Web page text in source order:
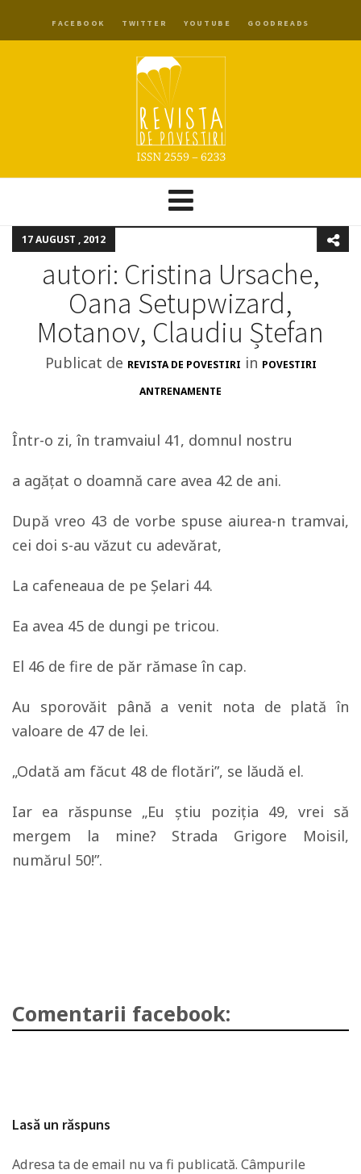
FACEBOOK TWITTER YOUTUBE GOODREADS
17 AUGUST , 2012
autori: Cristina Ursache,
Oana Setupwizard,
Motanov, Claudiu Ștefan
Publicat de REVISTA DE POVESTIRI in POVESTIRI
ANTRENAMENTE
Într-o zi, în tramvaiul 41, domnul nostru
a agăţat o doamnă care avea 42 de ani.
După vreo 43 de vorbe spuse aiurea-n tramvai,
cei doi s-au văzut cu adevărat,
La cafeneaua de pe Şelari 44.
Ea avea 45 de dungi pe tricou.
El 46 de fire de păr rămase în cap.
Au sporovăit până a venit nota de plată în
valoare de 47 de lei.
„Odată am făcut 48 de flotări”, se lăudă el.
Iar ea răspunse „Eu ştiu poziţia 49, vrei să
mergem la mine? Strada Grigore Moisil,
numărul 50!”.
Comentarii facebook:
Lasă un răspuns
Adresa ta de email nu va fi publicată. Câmpurile